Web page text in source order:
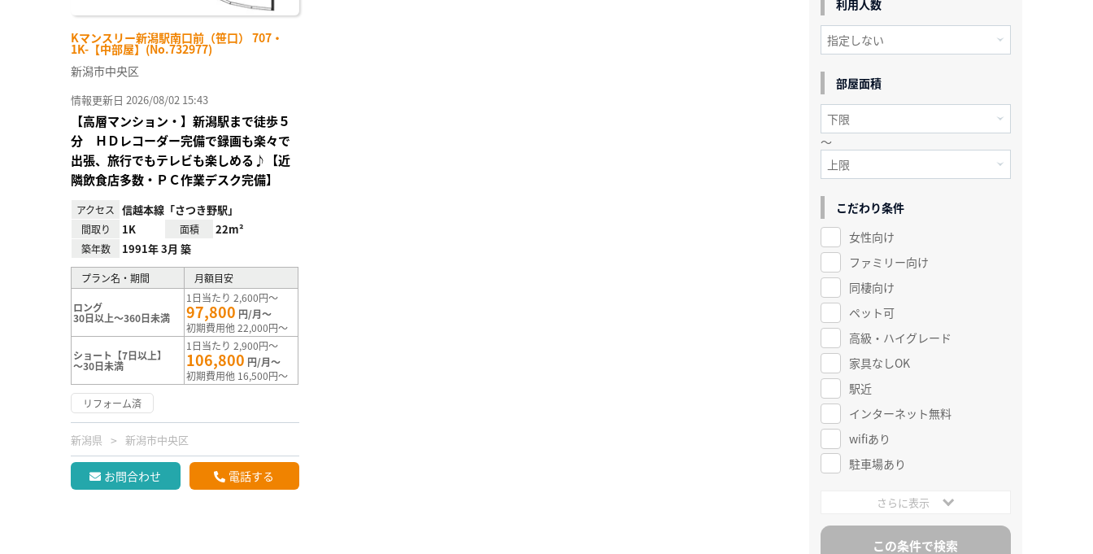
Kマンスリー新潟駅南口前（笹口） 707・
1K-【中部屋】(No.732977)
新潟市中央区
情報更新日 2026/08/02 15:43
【高層マンション・】新潟駅まで徒歩５
分 ＨＤレコーダー完備で録画も楽々で
出張、旅行でもテレビも楽しめる♪【近
隣飲食店多数・ＰＣ作業デスク完備】
アクセス 信越本線「さつき野駅」
間取り 1K 面積 22m²
築年数 1991年 3月 築
プラン名・期間 月額目安
ロング
30日以上～360日未満
1日当たり 2,600円～
97,800 円/月～
初期費用他 22,000円～
ショート【7日以上】
～30日未満
1日当たり 2,900円～
106,800 円/月～
初期費用他 16,500円～
リフォーム済
新潟県 新潟市中央区
お問合わせ 電話する
利用人数
部屋面積
～
こだわり条件
女性向け
ファミリー向け
同棲向け
ペット可
高級・ハイグレード
家具なしOK
駅近
インターネット無料
wifiあり
駐車場あり
さらに表示